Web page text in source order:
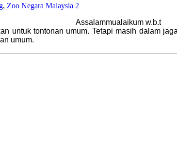
, Zoo Negara Malaysia 2
Assalammualaikum w.b.t
untuk tontonan umum. Tetapi masih dalam
umum.